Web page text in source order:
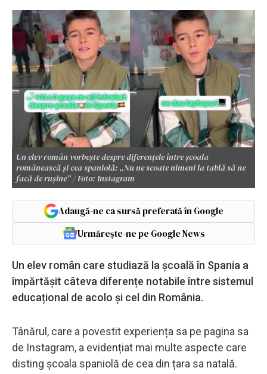
Un elev român vorbește despre diferențele între școala
românească și cea spaniolă: „Nu ne scoate nimeni la tablă să ne
facă de rușine” / Foto: Instagram
Adaugă-ne ca sursă preferată în Google
Urmărește-ne pe Google News
Un elev român care studiază la școală în Spania a
împărtășit câteva diferențe notabile între sistemul
educațional de acolo și cel din România.
Tânărul, care a povestit experiența sa pe pagina sa
de Instagram, a evidențiat mai multe aspecte care
disting școala spaniolă de cea din țara sa natală.